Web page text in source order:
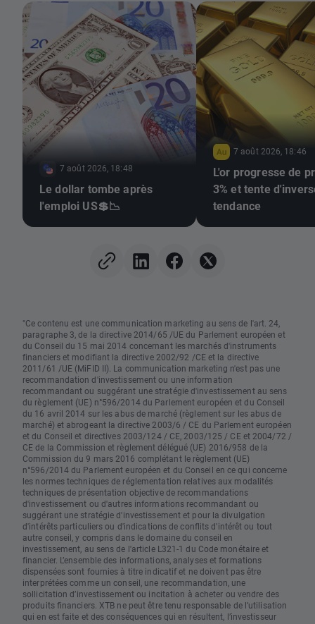
7 août 2026, 18:48
Le dollar tombe après
l'emploi US💲📉
7 août 2026, 18:46
L'or progresse de
3% et tente
tendance
"Ce contenu est une communication marketing au sens de l'art. 24,
paragraphe 3, de la directive 2014/65 /UE du Parlement européen et
du Conseil du 15 mai 2014 concernant les marchés d'instruments
financiers et modifiant la directive 2002/92 /CE et la directive
2011/61 /UE (MiFID II). La communication marketing n'est pas une
recommandation d'investissement ou une information
recommandant ou suggérant une stratégie d'investissement au sens
du règlement (UE) n°596/2014 du Parlement européen et du Conseil
du 16 avril 2014 sur les abus de marché (règlement sur les abus de
marché) et abrogeant la directive 2003/6 / CE du Parlement européen
et du Conseil et directives 2003/124 / CE, 2003/125 / CE et 2004/72 /
CE de la Commission et règlement délégué (UE) 2016/958 de la
Commission du 9 mars 2016 complétant le règlement (UE)
n°596/2014 du Parlement européen et du Conseil en ce qui concerne
les normes techniques de réglementation relatives aux modalités
techniques de présentation objective de recommandations
d'investissement ou d'autres informations recommandant ou
suggérant une stratégie d'investissement et pour la divulgation
d'intérêts particuliers ou d'indications de conflits d'intérêt ou tout
autre conseil, y compris dans le domaine du conseil en
investissement, au sens de l'article L321-1 du Code monétaire et
financier. L’ensemble des informations, analyses et formations
dispensées sont fournies à titre indicatif et ne doivent pas être
interprétées comme un conseil, une recommandation, une
sollicitation d’investissement ou incitation à acheter ou vendre des
produits financiers. XTB ne peut être tenu responsable de l’utilisation
qui en est faite et des conséquences qui en résultent, l’investisseur